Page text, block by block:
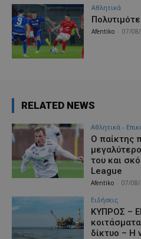
Αθλητικά
Afentiko 07/
RELATED NEWS
Αθλητικά -
Ο παίκτης
του και
League
Afentiko 07/
Ειδήσεις
ΚΥΠΡΟΣ –
δίκτυο – Η